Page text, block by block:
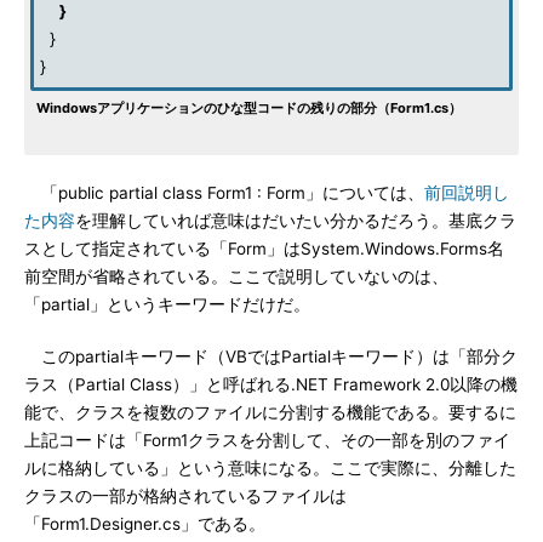
}
}
}
Windowsアプリケーションのひな型コードの残りの部分（Form1.cs）
「public partial class Form1 : Form」については、 前回説明し
た内容を理解していれば意味はだいたい分かるだろう。基底クラ
スとして指定されている「Form」はSystem.Windows.Forms名
前空間が省略されている。ここで説明していないのは、
「partial」というキーワードだけだ。
このpartialキーワード（VBではPartialキーワード）は「部分ク
ラス（Partial Class）」と呼ばれる.NET Framework 2.0以降の機
能で、クラスを複数のファイルに分割する機能である。要するに
上記コードは「Form1クラスを分割して、その一部を別のファイ
ルに格納している」という意味になる。ここで実際に、分離した
クラスの一部が格納されているファイルは
「Form1.Designer.cs」である。